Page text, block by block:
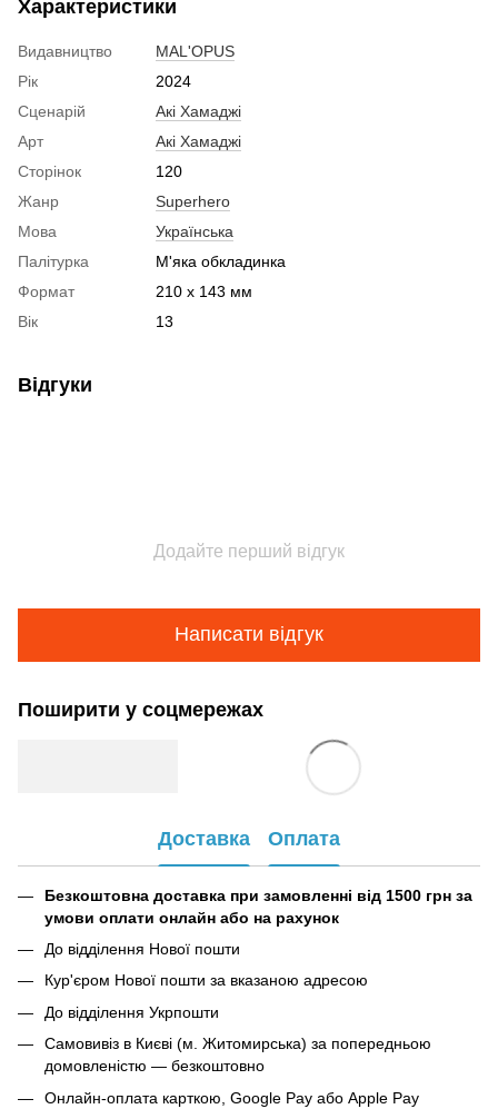
Характеристики
Видавництво
MAL'OPUS
Рік
2024
Сценарій
Акі Хамаджі
Арт
Акі Хамаджі
Сторінок
120
Жанр
Superhero
Мова
Українська
Палітурка
М'яка обкладинка
Формат
210 x 143 мм
Вік
13
Відгуки
Додайте перший відгук
Написати відгук
Поширити у соцмережах
Доставка Оплата
Безкоштовна доставка при замовленні від 1500 грн за
умови оплати онлайн або на рахунок
До відділення Нової пошти
Кур'єром Нової пошти за вказаною адресою
До відділення Укрпошти
Самовивіз в Києві (м. Житомирська) за попередньою
домовленістю — безкоштовно
Онлайн-оплата карткою, Google Pay або Apple Pay